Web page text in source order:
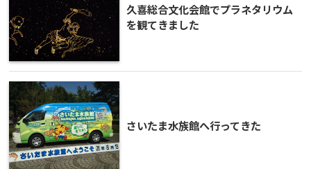
久喜総合文化会館でプラネタリウム
を観てきました
さいたま水族館へ行ってきた